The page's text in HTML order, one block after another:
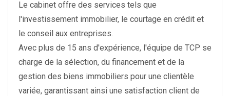
Le cabinet offre des services tels que
l'investissement immobilier, le courtage en crédit et
le conseil aux entreprises.
Avec plus de 15 ans d'expérience, l'équipe de TCP se
charge de la sélection, du financement et de la
gestion des biens immobiliers pour une clientèle
variée, garantissant ainsi une satisfaction client de